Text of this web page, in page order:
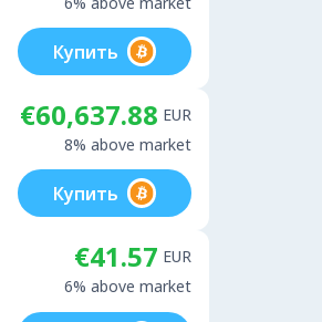
Купить
€60,637.88 EUR
8% above market
Купить
€41.57 EUR
6% above market